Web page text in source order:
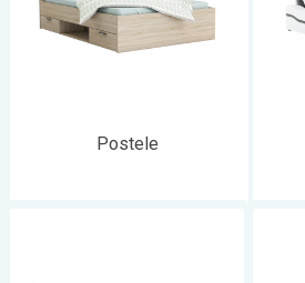
Postele